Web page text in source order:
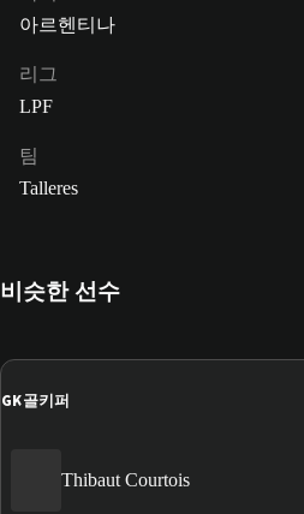
아르헨티나
리그
LPF
팀
Talleres
비슷한 선수
GK골키퍼
Thibaut Courtois